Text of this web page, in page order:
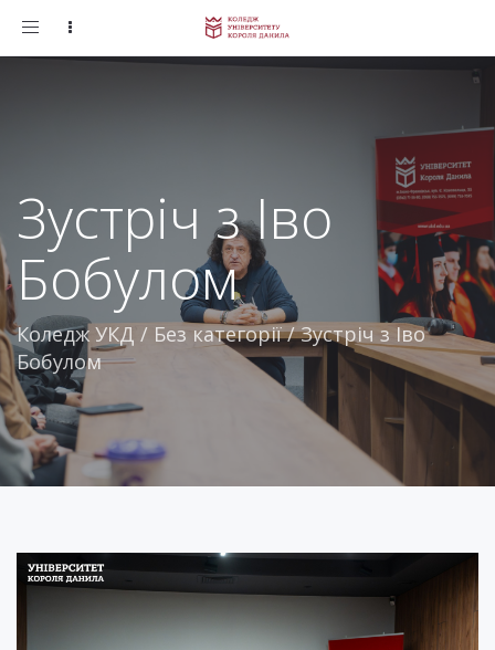
Toggle
Зустріч з Іво
Бобулом
Коледж УКД / Без категорії/Зустріч з Іво
Бобулом